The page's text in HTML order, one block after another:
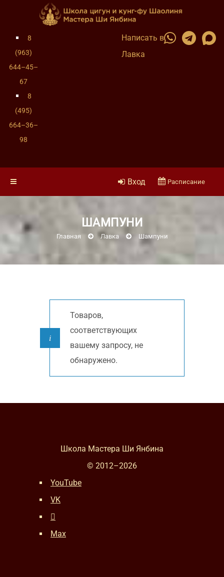
8
(963)
644–45–
67
8
(495)
664–36–
98
Написать в
Лавка
Вход Расписание
ШАМПУНИ
Главная Лавка Шампуни
Товаров,
соответствующих
вашему запросу, не
обнаружено.
Школа Мастера Ши Янбина
© 2012–2026
YouTube
VK
Max